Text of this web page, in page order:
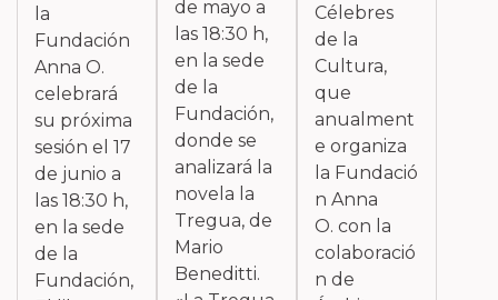
la
Fundación
Anna O.
celebrará
su próxima
sesión el 17
de junio a
las 18:30 h,
en la sede
de la
Fundación,
de mayo a
las 18:30 h,
en la sede
de la
Fundación,
donde se
analizará la
novela la
Tregua, de
Mario
Beneditti.
Célebres
de la
Cultura,
que
anualment
e organiza
la Fundació
n Anna
O. con la
colaboració
n de